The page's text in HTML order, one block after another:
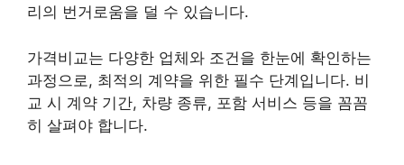
리의 번거로움을 덜 수 있습니다.
가격비교는 다양한 업체와 조건을 한눈에 확인하는
과정으로, 최적의 계약을 위한 필수 단계입니다. 비
교 시 계약 기간, 차량 종류, 포함 서비스 등을 꼼꼼
히 살펴야 합니다.